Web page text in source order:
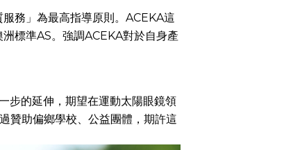
務」為最高指導原則。ACEKA這
標準AS。強調ACEKA對於自身產
步的延伸，期望在運動太陽眼鏡領
贊助偏鄉學校、公益團體，期許這